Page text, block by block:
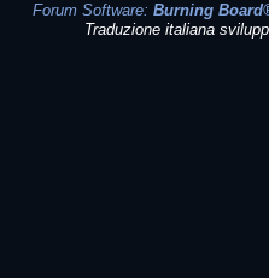
Forum Software: Burning
Traduzione italiana